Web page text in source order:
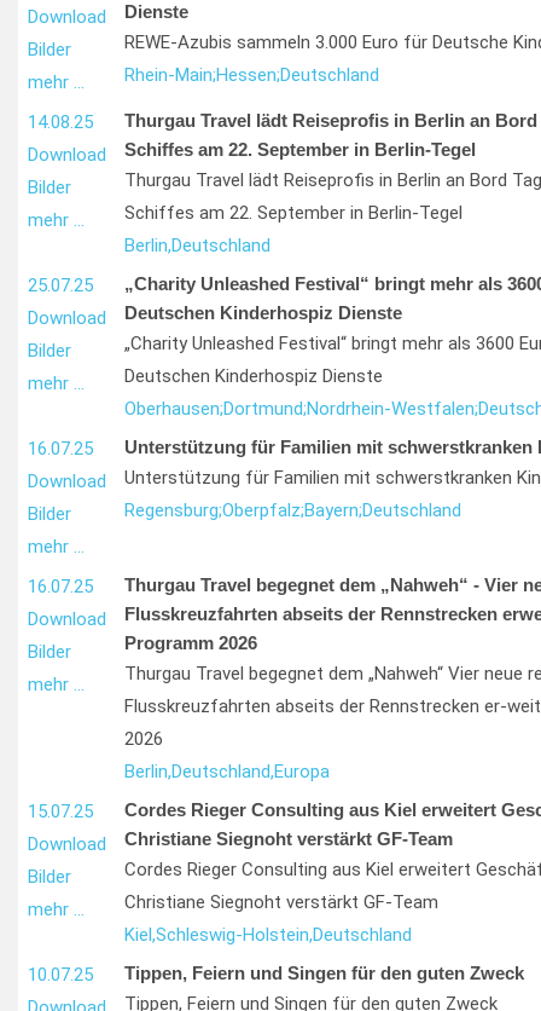
Download
Bilder
mehr …
Dienste
REWE-Azubis sammeln 3.000 Euro für Deutsche
Rhein-Main;Hessen;Deutschland
14.08.25
Download
Bilder
mehr …
Thurgau Travel lädt Reiseprofis in Berlin an Bord
Schiffes am 22. September in Berlin-Tegel
Thurgau Travel lädt Reiseprofis in Berlin an Bord
Schiffes am 22. September in Berlin-Tegel
Berlin,Deutschland
25.07.25
Download
Bilder
mehr …
„Charity Unleashed Festival“ bringt mehr als
Deutschen Kinderhospiz Dienste
„Charity Unleashed Festival“ bringt mehr als 3600
Deutschen Kinderhospiz Dienste
Oberhausen;Dortmund;Nordrhein-Westfalen;
16.07.25
Download
Bilder
mehr …
Unterstützung für Familien mit schwerstkranken
Unterstützung für Familien mit schwerstkranken
Regensburg;Oberpfalz;Bayern;Deutschland
16.07.25
Download
Bilder
mehr …
Thurgau Travel begegnet dem „Nahweh“ - Vier
Flusskreuzfahrten abseits der Rennstrecken
Programm 2026
Thurgau Travel begegnet dem „Nahweh“ Vier neue
Flusskreuzfahrten abseits der Rennstrecken er-
2026
Berlin,Deutschland,Europa
15.07.25
Download
Bilder
mehr …
Cordes Rieger Consulting aus Kiel erweitert
Christiane Siegnoht verstärkt GF-Team
Cordes Rieger Consulting aus Kiel erweitert
Christiane Siegnoht verstärkt GF-Team
Kiel,Schleswig-Holstein,Deutschland
10.07.25
Tippen, Feiern und Singen für den guten Zweck
Tippen, Feiern und Singen für den guten Zweck